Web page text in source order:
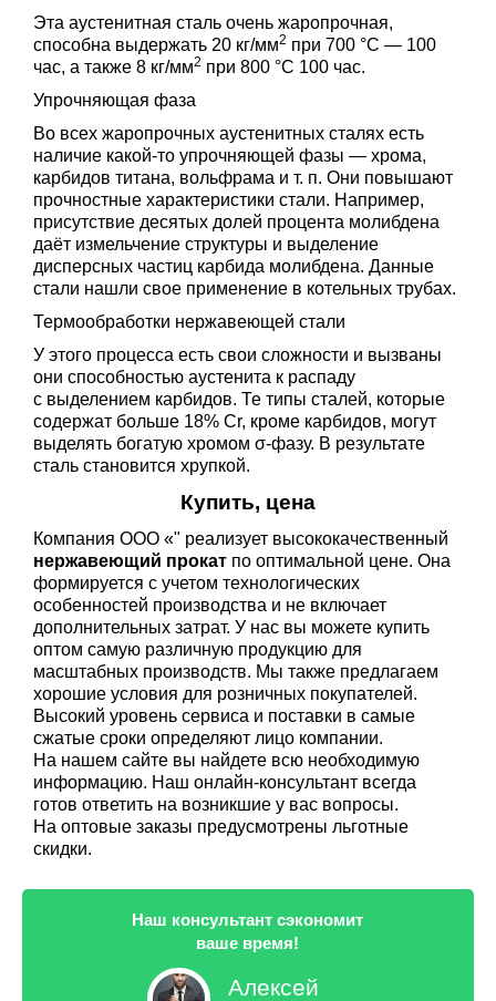
Эта аустенитная сталь очень жаропрочная,
способна выдержать 20 кг/мм2 при 700 °C — 100
час, а также 8 кг/мм2 при 800 °C 100 час.
Упрочняющая фаза
Во всех жаропрочных аустенитных сталях есть
наличие какой-то упрочняющей фазы — хрома,
карбидов титана, вольфрама и т. п. Они повышают
прочностные характеристики стали. Например,
присутствие десятых долей процента молибдена
даёт измельчение структуры и выделение
дисперсных частиц карбида молибдена. Данные
стали нашли свое применение в котельных трубах.
Термообработки нержавеющей стали
У этого процесса есть свои сложности и вызваны
они способностью аустенита к распаду
с выделением карбидов. Те типы сталей, которые
содержат больше 18% Сr, кроме карбидов, могут
выделять богатую хромом σ-фазу. В результате
сталь становится хрупкой.
Купить, цена
Компания ООО «" реализует высококачественный
нержавеющий прокат по оптимальной цене. Она
формируется с учетом технологических
особенностей производства и не включает
дополнительных затрат. У нас вы можете купить
оптом самую различную продукцию для
масштабных производств. Мы также предлагаем
хорошие условия для розничных покупателей.
Высокий уровень сервиса и поставки в самые
сжатые сроки определяют лицо компании.
На нашем сайте вы найдете всю необходимую
информацию. Наш онлайн-консультант всегда
готов ответить на возникшие у вас вопросы.
На оптовые заказы предусмотрены льготные
скидки.
Наш консультант сэкономит
ваше время!
Алексей